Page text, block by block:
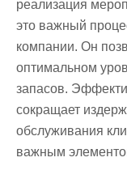
реализация
это важный
компании. Он
оптимальном
запасов.
сокращает
обслуживания
важным